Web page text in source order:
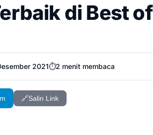
di Best of
2021⏱️2 menit membaca
🔗Salin Link